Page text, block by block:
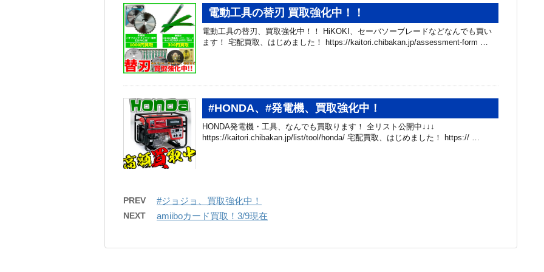
電動工具の替刃 買取強化中！！
電動工具の替刃、買取強化中！！ HiKOKI、セーバソーブレードなどなんでも買い
ます！ 宅配買取、はじめました！ https://kaitori.chibakan.jp/assessment-form …
#HONDA、#発電機、買取強化中！
HONDA発電機・工具、なんでも買取ります！ 全リスト公開中↓↓↓
https://kaitori.chibakan.jp/list/tool/honda/ 宅配買取、はじめました！ https:// …
PREV #ジョジョ、買取強化中！
NEXT amiiboカード買取！3/9現在